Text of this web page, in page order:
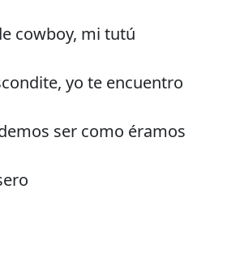
cowboy, mi tutú
yo te encuentro
ser como éramos